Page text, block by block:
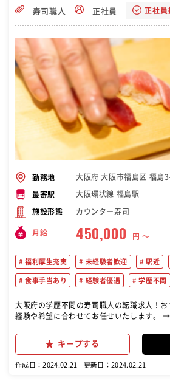
寿司職人 正社員 正社員
勤務地 大阪府 大阪市福島区 福島
最寄駅 大阪環状線 福島駅
施設形態 カウンター寿司
月給 450,000 円 〜
福利厚生充実 未経験者歓迎 駅近
食事手当あり 経験者優遇 学歴不問
大阪府の学歴不問の寿司職人の転職求人！おすすめ！ 寿司
経験や希望に合わせてお任せいたします。
キープする
作成日：2024.02.21 更新日：2024.02.21